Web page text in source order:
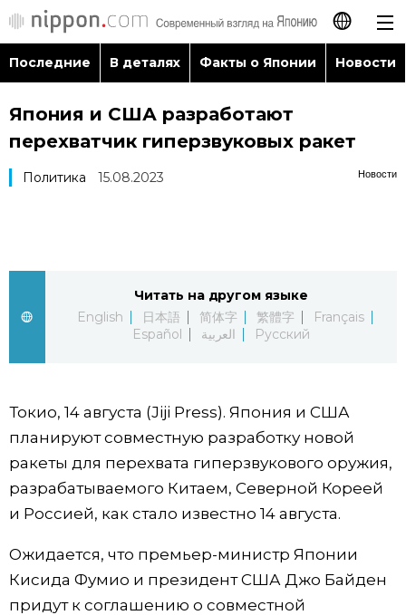
日本語
English
Español
العربية
Последние
Факты о Японии
Новости
Фото/Видео
Разделы
Блог
Японский язык official SNS
Последние В деталях Факты о Японии Новости
Япония и США разработают
перехватчик гиперзвуковых ракет
Новости
Политика 15.08.2023
Читать на другом языке
English
日本語 简体字 繁體字
Français
Español
العربية Русский
Токио, 14 августа (Jiji Press). Япония и США
планируют совместную разработку новой
ракеты для перехвата гиперзвукового оружия,
разрабатываемого Китаем, Северной Кореей
и Россией, как стало известно 14 августа.
Ожидается, что премьер-министр Японии
Кисида Фумио и президент США Джо Байден
придут к соглашению о совместной